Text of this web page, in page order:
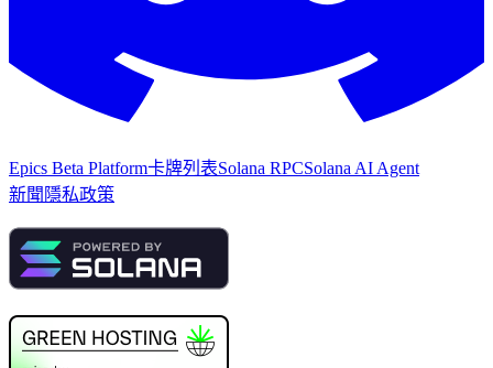
Epics Beta Platform卡牌列表Solana RPCSolana AI Agent
新聞 隱私政策